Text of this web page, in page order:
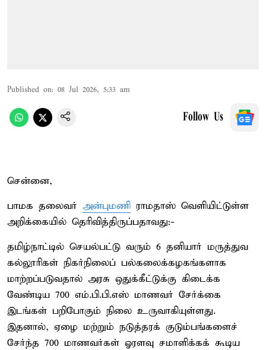
Published on: 08 Jul 2026, 5:33 am
Follow Us
சென்னை,
பாமக தலைவர் அன்புமணி ராமதாஸ் வெளியிட்டுள்ள
அறிக்கையில் தெரிவித்திருப்பதாவது:-
தமிழ்நாட்டில் செயல்பட்டு வரும் 6 தனியார் மருத்துவ
கல்லூரிகள் நிகர்நிலைப் பல்கலைக்கழகங்களாக
மாற்றப்படுவதால் அரசு ஒதுக்கீட்டுக்கு கிடைக்க
வேண்டிய 700 எம்.பி.பி.எஸ் மாணவர் சேர்க்கை
இடங்கள் பறிபோகும் நிலை உருவாகியுள்ளது.
இதனால், ஏழை மற்றும் நடுத்தரக் குடும்பங்களைச்
சேர்ந்த 700 மாணவர்கள் ஓரளவு சமாளிக்கக் கூடிய